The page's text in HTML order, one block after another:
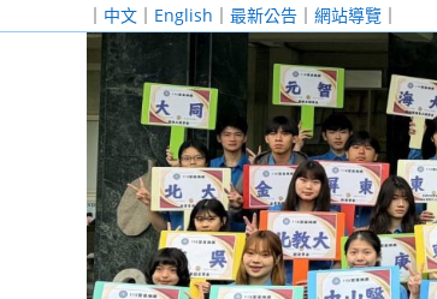
｜ 中文 ｜ English ｜ 最新公告 ｜ 網站導覽 ｜